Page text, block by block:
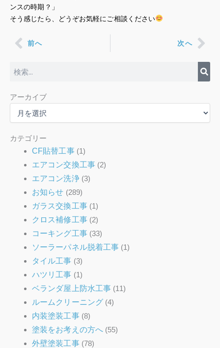
ンスの時期？」
そう感じたら、どうぞお気軽にご相談ください
Prev
前へ 次へ
索
アーカイブ
ア
ー
イ
ブ
カテゴリー
CF貼替工事(1)
エアコン交換工事(2)
エアコン洗浄(3)
お知らせ (289)
ガラス交換工事(1)
クロス補修工事(2)
コーキング工事(33)
ソーラーパネル脱着工事 (1)
タイル工事 (3)
ハツリ工事 (1)
ベランダ屋上防水工事 (11)
ルームクリーニング(4)
内装塗装工事(8)
塗装をお考えの方へ(55)
外壁塗装工事(78)